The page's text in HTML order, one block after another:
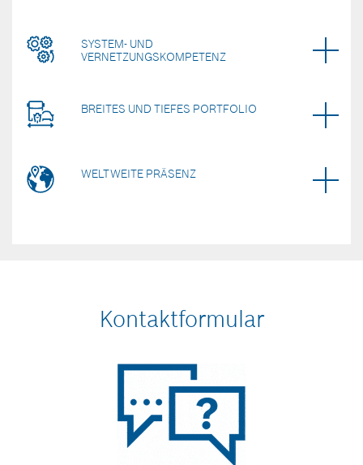
SYSTEM- UND
VERNETZUNGSKOMPETENZ
BREITES UND TIEFES PORTFOLIO
WELTWEITE PRÄSENZ
Kontaktformular